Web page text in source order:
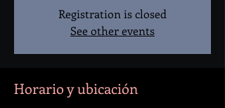
Registration is closed
See other events
Horario y ubicación